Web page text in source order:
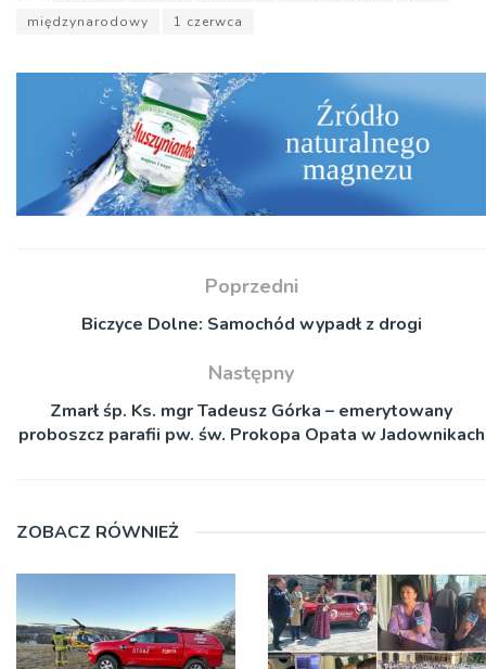
międzynarodowy
1 czerwca
Poprzedni
Biczyce Dolne: Samochód wypadł z drogi
Następny
Zmarł śp. Ks. mgr Tadeusz Górka – emerytowany
proboszcz parafii pw. św. Prokopa Opata w Jadownikach
ZOBACZ RÓWNIEŻ